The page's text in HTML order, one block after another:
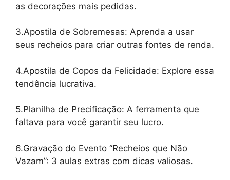
as decorações mais pedidas.
3.Apostila de Sobremesas: Aprenda a usar
seus recheios para criar outras fontes de renda.
4.Apostila de Copos da Felicidade: Explore essa
tendência lucrativa.
5.Planilha de Precificação: A ferramenta que
faltava para você garantir seu lucro.
6.Gravação do Evento “Recheios que Não
Vazam”: 3 aulas extras com dicas valiosas.